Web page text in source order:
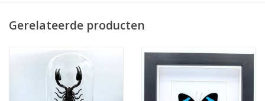
Gerelateerde producten